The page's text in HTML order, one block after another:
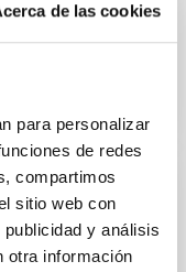
de las cookies
para personalizar
de redes
compartimos
sitio web con
y análisis
otra información
in quiescent
Fe-, and